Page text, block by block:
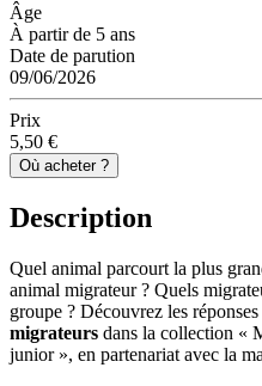
Âge
À partir de 5 ans
Date de parution
09/06/2026
Prix
5,50 €
Où acheter ?
Description
Quel animal parcourt la plus
animal migrateur ? Quels
groupe ? Découvrez les réponses
migrateurs dans la collection «
junior », en partenariat avec la